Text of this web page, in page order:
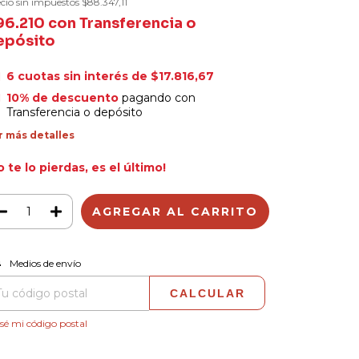
con Transferencia o
6 cuotas sin interés de $17.816,67
10% de descuentopagando con
Transferencia o depósito
más detalles
te lo pierdas, es el último!
para el CP:
Medios de envío
CALCULAR
mi código postal